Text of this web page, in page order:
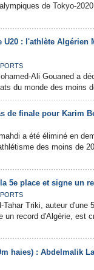
de Tokyo-
: l'athlète Algérien
Ali Gouaned a
du monde des moins
de finale pour Karim
a été éliminé en
des moins de
5e place et signe un
Tahar Triki, auteur d'une
un record d'Algérie, est
haies) : Abdelmalik